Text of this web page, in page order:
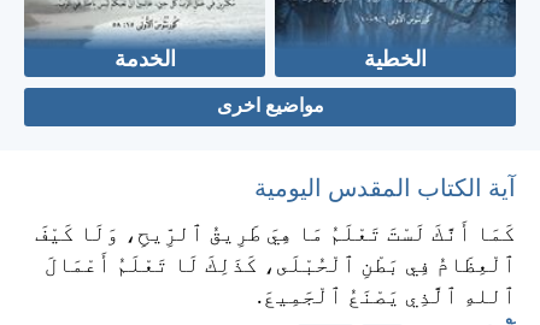
الخطية الخدمة
مواضيع اخرى
آية الكتاب المقدس اليومية
كَمَا أَنَّكَ لَسْتَ تَعْلَمُ مَا هِيَ طَرِيقُ ٱلرِّيحِ، وَلَا كَيْفَ
ٱلْعِظَامُ فِي بَطْنِ ٱلْحُبْلَى، كَذَلِكَ لَا تَعْلَمُ أَعْمَالَ
ٱللهِ ٱلَّذِي يَصْنَعُ ٱلْجَمِيعَ.